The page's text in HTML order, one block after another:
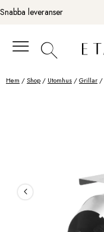
Fortsätt
till
Snabba leveranser
Hem /Shop / Utomhus /Grillar /